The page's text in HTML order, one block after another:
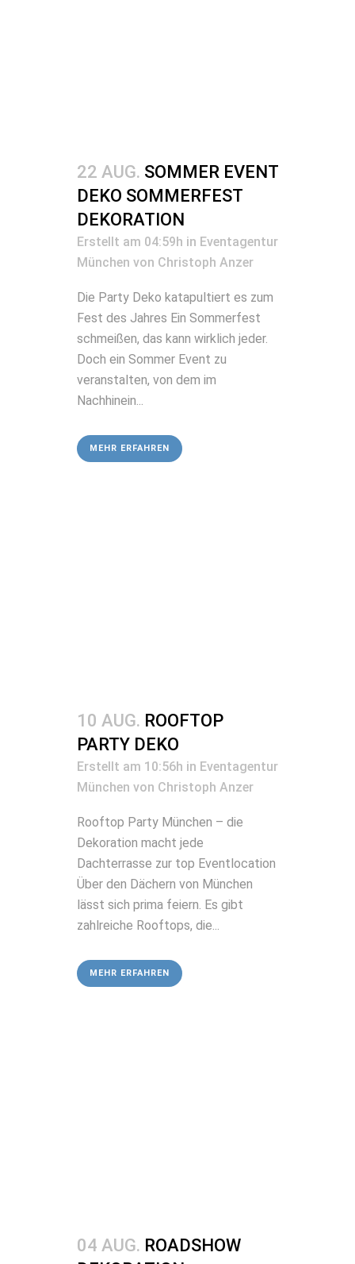
22 AUG. SOMMER EVENT
DEKO SOMMERFEST
DEKORATION
Erstellt am 04:59h in Eventagentur
München von Christoph Anzer
Die Party Deko katapultiert es zum
Fest des Jahres Ein Sommerfest
schmeißen, das kann wirklich jeder.
Doch ein Sommer Event zu
veranstalten, von dem im
Nachhinein...
MEHR ERFAHREN
10 AUG. ROOFTOP
PARTY DEKO
Erstellt am 10:56h in Eventagentur
München von Christoph Anzer
Rooftop Party München – die
Dekoration macht jede
Dachterrasse zur top Eventlocation
Über den Dächern von München
lässt sich prima feiern. Es gibt
zahlreiche Rooftops, die...
MEHR ERFAHREN
04 AUG. ROADSHOW